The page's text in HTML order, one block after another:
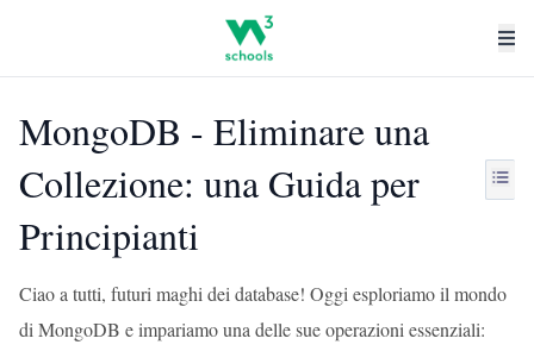
MongoDB - Eliminare una
Collezione: una Guida per
Principianti
Ciao a tutti, futuri maghi dei database! Oggi esploriamo il mondo
di MongoDB e impariamo una delle sue operazioni essenziali: